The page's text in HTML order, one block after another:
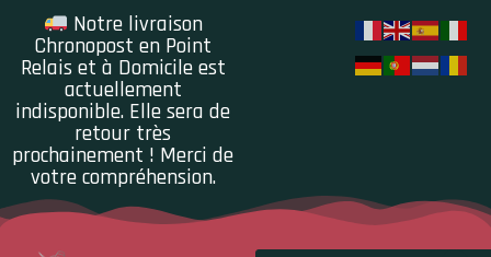
Notre livraison
Chronopost en Point
Relais et à Domicile est
actuellement
indisponible. Elle sera de
retour très
prochainement ! Merci de
votre compréhension.